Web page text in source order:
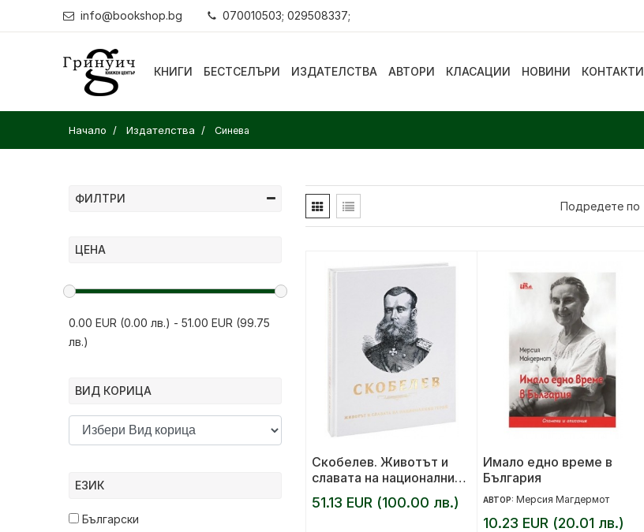
info@bookshop.bg 070010503; 029508337;
КНИГИ БЕСТСЕЛЪРИ ИЗДАТЕЛСТВА АВТОРИ КЛАСАЦИИ НОВИНИ КОНТАКТИ
Начало Издателства Синева
ФИЛТРИ
ЦЕНА
0.00 EUR (0.00 лв.) - 51.00 EUR (99.75
лв.)
ВИД КОРИЦА
ЕЗИК
Български
Подредете по
Скобелев. Животът и
славата на националния
герой
51.13 EUR (100.00 лв.)
Имало едно време в
България
АВТОР: Мерсия Магдермот
10.23 EUR (20.01 лв.)